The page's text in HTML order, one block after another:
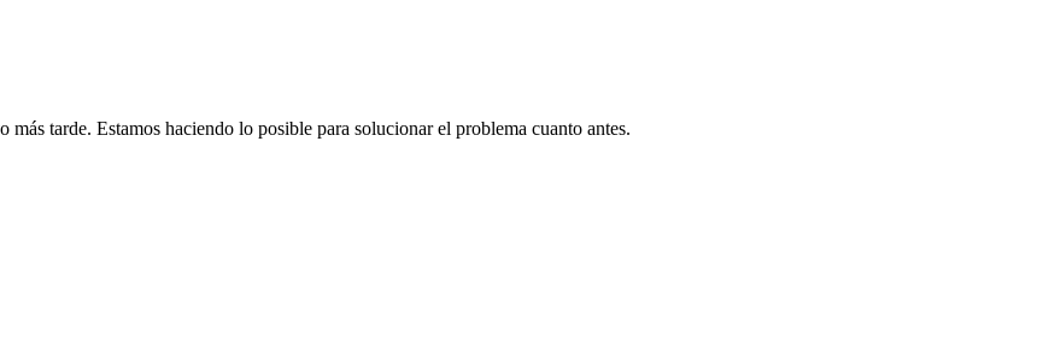
tarde. Estamos haciendo lo posible para solucionar el problema cuanto antes.